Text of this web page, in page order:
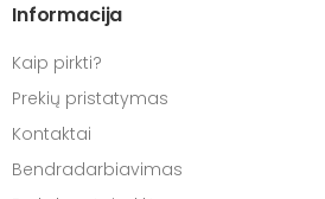
Informacija
Kaip pirkti?
Prekių pristatymas
Kontaktai
Bendradarbiavimas